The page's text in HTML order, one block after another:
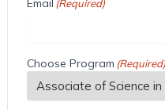
Email (Required)
Choose Program (Required)